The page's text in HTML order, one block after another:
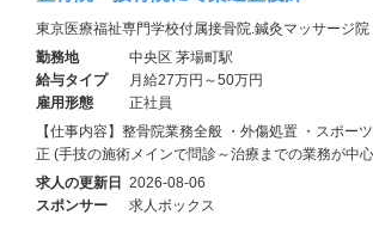
東京医療福祉専門学校付属接骨院.鍼灸マッサージ院
勤務地
中央区 茅場町駅
給与タイプ
月給27万円～50万円
雇用形態
正社員
【仕事内容】整骨院業務全般 ・外傷処置 ・スポー
正 (手技の施術メインで問診～治療までの業務が中
求人の更新日 2026-08-06
スポンサー
求人ボックス